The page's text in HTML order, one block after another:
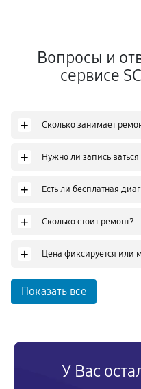
Вопросы и
сервисе
+ Сколько занимает
+ Нужно ли записываться
+ Есть ли бесплатная
+ Сколько стоит ремонт?
+ Цена фиксируется или
Показать все
У Вас